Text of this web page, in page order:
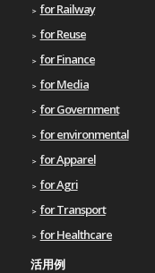
for Railway
for Reuse
for Finance
for Media
for Government
for environmental
for Apparel
for Agri
for Transport
for Healthcare
活用例